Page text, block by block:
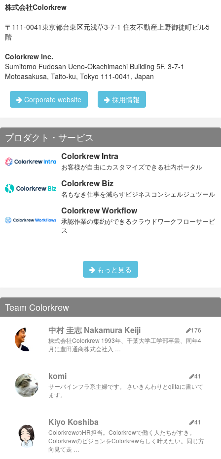
株式会社Colorkrew
〒111-0041東京都台東区元浅草3-7-1 住友不動産上野御徒町ビル5
階
Colorkrew Inc.
Sumitomo Fudosan Ueno-Okachimachi Building 5F, 3-7-1
Motoasakusa, Taito-ku, Tokyo 111-0041, Japan
Corporate website 採用情報
プロダクト・サービス
Colorkrew Intra
お客様が自由にカスタマイズできる社内ポータル
Colorkrew Biz
名もなき仕事を減らすビジネスコンシェルジュツール
Colorkrew Workflow
承認作業の集約ができるクラウドワークフローサービ
ス
もっと見る
Team Colorkrew
中村 圭志 Nakamura Keiji
176
株式会社Colorkrew 1993年、千葉大学工学部卒業、同年4
月に豊田通商株式会社入 …
komi
41
サーバインフラ系主婦です。 さいきんわりとqiitaに書いて
ます。
Kiyo Koshiba
41
ColorkrewのHR担当。Colorkrewで働く人たちがすき。
ColorkrewのビジョンをColorkrewらしく叶えたい。同じ方
向見て走 …